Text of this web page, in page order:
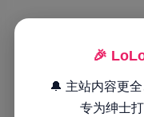
🎉
🔔 主站内容更
专为绅士